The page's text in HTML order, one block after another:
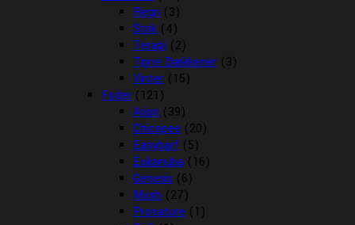
Regn (3)
Strik (4)
Terapi (2)
Tørre Dækkener (3)
Vinter (15)
Foder (121)
Arion (39)
Chicopee (20)
Easybarf (5)
Eukanuba (16)
Genesis (6)
Mush (27)
Pronature (1)